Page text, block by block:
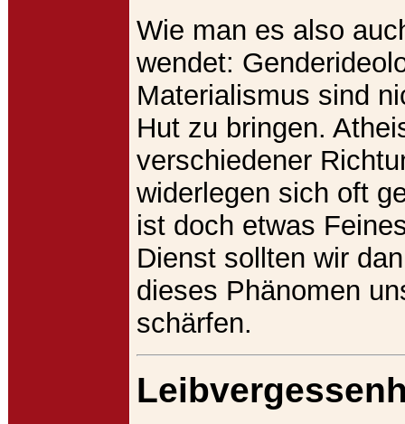
Wie man es also
wendet:
Materialismus sind
Hut zu bringen.
verschiedener
widerlegen sich oft
ist doch etwas
Dienst sollten wir
dieses Phänomen
schärfen.